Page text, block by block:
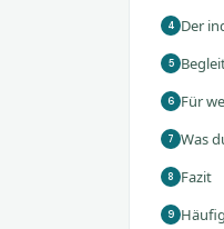
4 Der
5
6 Für
7 Was
8 Fazit
9